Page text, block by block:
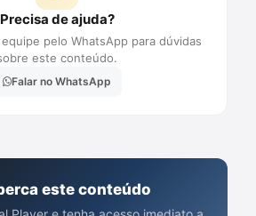
Precisa de ajuda?
pelo WhatsApp para dúvidas
este conteúdo.
Falar no WhatsApp
este conteúdo